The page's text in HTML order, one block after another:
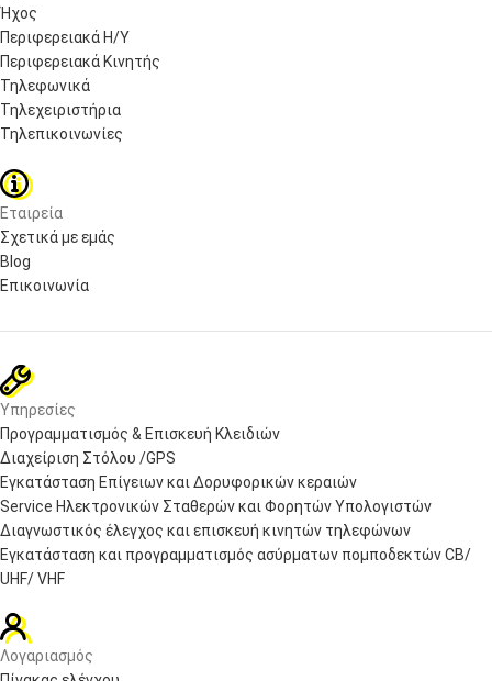
Ήχος
Περιφερειακά Η/Υ
Περιφερειακά Κινητής
Τηλεφωνικά
Τηλεχειριστήρια
Τηλεπικοινωνίες
Εταιρεία
Σχετικά με εμάς
Blog
Επικοινωνία
Υπηρεσίες
Προγραμματισμός & Επισκευή Κλειδιών
Διαχείριση Στόλου /GPS
Εγκατάσταση Επίγειων και Δορυφορικών κεραιών
Service Ηλεκτρονικών Σταθερών και Φορητών Υπολογιστών
Διαγνωστικός έλεγχος και επισκευή κινητών τηλεφώνων
Εγκατάσταση και προγραμματισμός ασύρματων πομποδεκτών CB/
UHF/ VHF
Λογαριασμός